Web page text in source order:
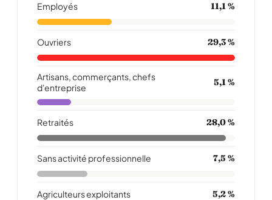
Employés 11,1 %
Ouvriers 29,3 %
Artisans, commerçants, chefs
d'entreprise
5,1 %
Retraités 28,0 %
Sans activité professionnelle 7,5 %
Agriculteurs exploitants 5,2 %